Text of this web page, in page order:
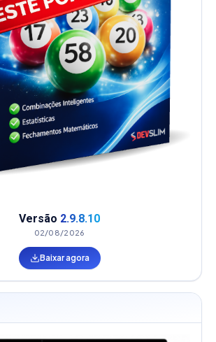
Versão 2.9.8.10
02/08/2026
Baixar agora